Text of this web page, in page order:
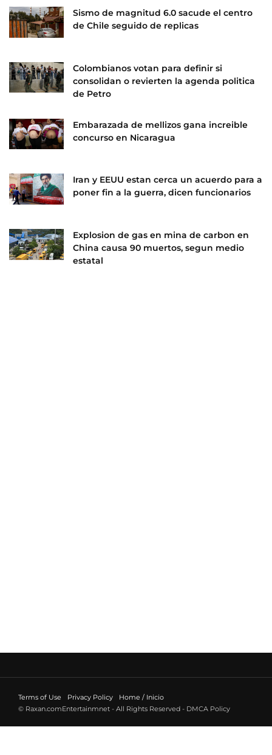
Sismo de magnitud 6.0 sacude el centro
de Chile seguido de replicas
Colombianos votan para definir si
consolidan o revierten la agenda politica
de Petro
Embarazada de mellizos gana increible
concurso en Nicaragua
Iran y EEUU estan cerca un acuerdo para a
poner fin a la guerra, dicen funcionarios
Explosion de gas en mina de carbon en
China causa 90 muertos, segun medio
estatal
Terms of Use Privacy Policy
Home / Inicio
© Raxan.comEntertainmnet - All Rights Reserved - DMCA Policy